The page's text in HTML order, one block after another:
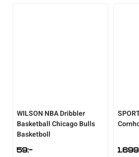
WILSON NBA Dribbler
Basketball Chicago Bulls
Basketboll
59:- 1.699